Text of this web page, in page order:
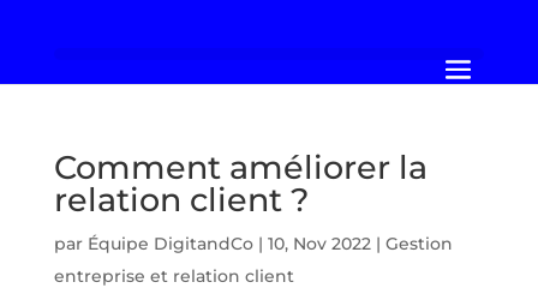
Comment améliorer la
relation client ?
par Équipe DigitandCo| 10, Nov 2022| Gestion
entreprise et relation client